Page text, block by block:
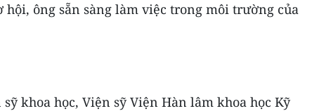
hội, ông sẵn sàng làm việc trong môi trường của
khoa học, Viện sỹ Viện Hàn lâm khoa học Kỹ